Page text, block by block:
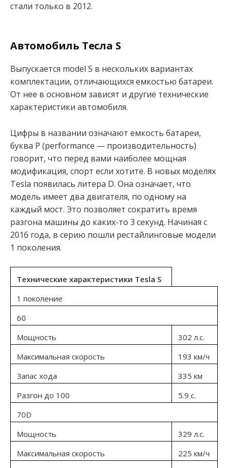
стали только в 2012.
Автомобиль Тесла S
Выпускается model S в нескольких вариантах
комплектации, отличающихся емкостью батареи.
От нее в основном зависят и другие технические
характеристики автомобиля.
Цифры в названии означают емкость батареи,
буква P (performance — производительность)
говорит, что перед вами наиболее мощная
модификация, спорт если хотите. В новых моделях
Tesla появилась литера D. Она означает, что
модель имеет два двигателя, по одному на
каждый мост. Это позволяет сократить время
разгона машины до каких-то 3 секунд. Начиная с
2016 года, в серию пошли рестайлинговые модели
1 поколения.
Технические характеристики Tesla S
1 поколение
60
Мощность
302 л.с.
Максимальная скорость
193 км/ч
Запас хода
335 км
Разгон до 100
5.9 с.
70D
Мощность
329 л.с.
Максимальная скорость
225 км/ч